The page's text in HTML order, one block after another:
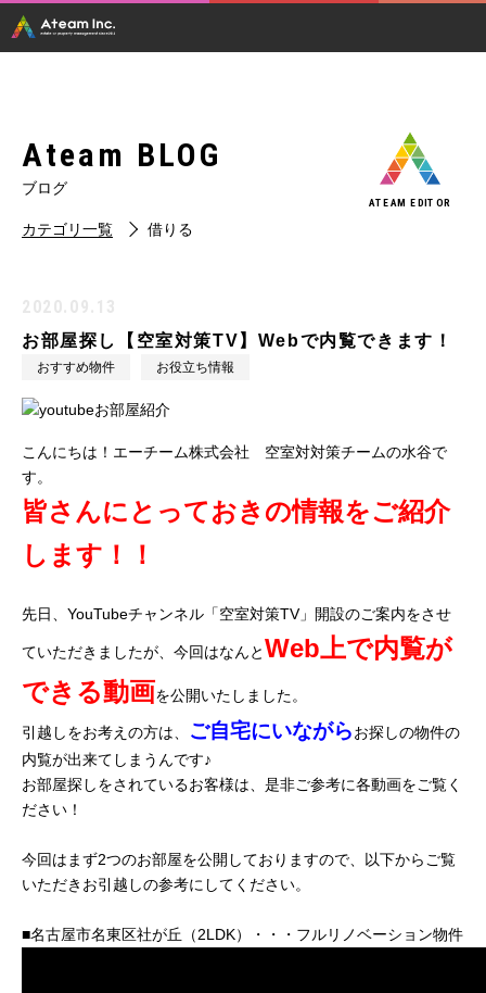
Ateam BLOG
ブログ
カテゴリ一覧 借りる
お部屋探し【空室対策TV】Webで内覧できます！
ATEAM EDITOR
おすすめ物件 お役立ち情報
こんにちは！エーチーム株式会社 空室対対策チームの水谷で
す。
皆さんにとっておきの情報をご紹介
します！！
先日、YouTubeチャンネル「空室対策TV」開設のご案内をさせ
ていただきましたが、今回はなんとWeb上で内覧が
できる動画を公開いたしました。
引越しをお考えの方は、 ご自宅にいながらお探しの物件の
内覧が出来てしまうんです♪
お部屋探しをされているお客様は、是非ご参考に各動画をご覧く
ださい！
今回はまず2つのお部屋を公開しておりますので、以下からご覧
いただきお引越しの参考にしてください。
■名古屋市名東区社が丘（2LDK）・・・フルリノベーション物件